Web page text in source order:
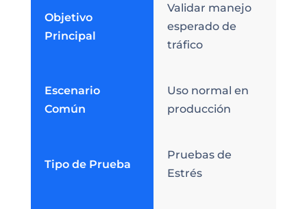
Objetivo
Principal
Validar manejo
esperado de
tráfico
Escenario
Común
Uso normal en
producción
Tipo de Prueba
Pruebas de
Estrés